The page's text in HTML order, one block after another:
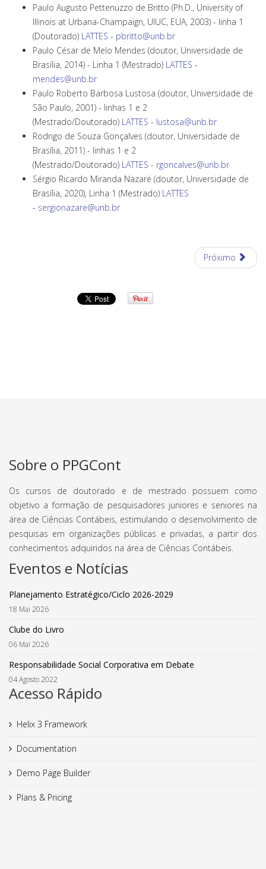
Paulo Augusto Pettenuzzo de Britto (Ph.D., University of
Illinois at Urbana-Champaign, UIUC, EUA, 2003) - linha 1
(Doutorado) LATTES - pbritto@unb.br
Paulo César de Melo Mendes (doutor, Universidade de
Brasília, 2014) - Linha 1 (Mestrado) LATTES -
mendes@unb.br
Paulo Roberto Barbosa Lustosa (doutor, Universidade de
São Paulo, 2001) - linhas 1 e 2
(Mestrado/Doutorado) LATTES - lustosa@unb.br
Rodrigo de Souza Gonçalves (doutor, Universidade de
Brasília, 2011) - linhas 1 e 2
(Mestrado/Doutorado) LATTES - rgoncalves@unb.br
Sérgio Ricardo Miranda Nazaré (doutor, Universidade de
Brasília, 2020), Linha 1 (Mestrado) LATTES
- sergionazare@unb.br
Próximo
Sobre o PPGCont
Os cursos de doutorado e de mestrado possuem como
objetivo a formação de pesquisadores juniores e seniores na
área de Ciências Contábeis, estimulando o desenvolvimento de
pesquisas em organizações públicas e privadas, a partir dos
conhecimentos adquiridos na área de Ciências Contábeis.
Eventos e Notícias
Planejamento Estratégico/Ciclo 2026-2029
18 Mai 2026
Clube do Livro
06 Mai 2026
Responsabilidade Social Corporativa em Debate
04 Agosto 2022
Acesso Rápido
Helix 3 Framework
Documentation
Demo Page Builder
Plans & Pricing